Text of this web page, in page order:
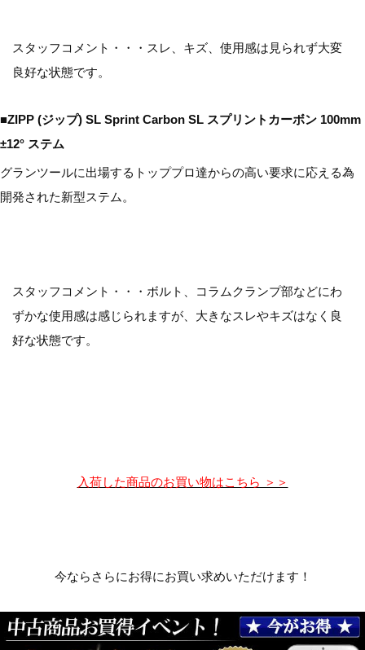
スタッフコメント・・・スレ、キズ、使用感は見られず大変
良好な状態です。
■ZIPP (ジップ) SL Sprint Carbon SL スプリントカーボン 100mm
±12° ステム
グランツールに出場するトッププロ達からの高い要求に応える為
開発された新型ステム。
スタッフコメント・・・ボルト、コラムクランプ部などにわ
ずかな使用感は感じられますが、大きなスレやキズはなく良
好な状態です。
入荷した商品のお買い物はこちら ＞＞
今ならさらにお得にお買い求めいただけます！